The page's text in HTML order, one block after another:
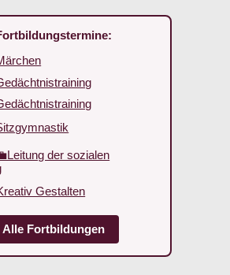
der sozialen
Gestalten
Alle Fortbildungen